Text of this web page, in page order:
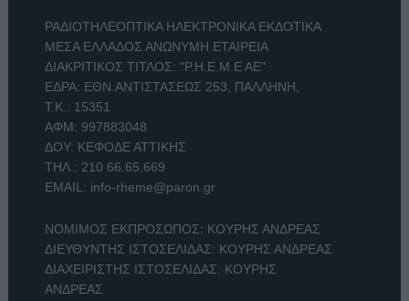
ΡΑΔΙΟΤΗΛΕΟΠΤΙΚΑ ΗΛΕΚΤΡΟΝΙΚΑ ΕΚΔΟΤΙΚΑ
ΜΕΣΑ ΕΛΛΑΔΟΣ ΑΝΩΝΥΜΗ ΕΤΑΙΡΕΙΑ
ΔΙΑΚΡΙΤΙΚΟΣ ΤΙΤΛΟΣ: "Ρ.Η.Ε.Μ.Ε ΑΕ"
ΕΔΡΑ: ΕΘΝ.ΑΝΤΙΣΤΑΣΕΩΣ 253, ΠΑΛΛΗΝΗ,
Τ.Κ.: 15351
ΑΦΜ: 997883048
ΔΟΥ: ΚΕΦΟΔΕ ΑΤΤΙΚΗΣ
ΤΗΛ.: 210 66.65.669
EMAIL: info-rheme@paron.gr
ΝΟΜΙΜΟΣ ΕΚΠΡΟΣΩΠΟΣ: ΚΟΥΡΗΣ ΑΝΔΡΕΑΣ
ΔΙΕΥΘΥΝΤΗΣ ΙΣΤΟΣΕΛΙΔΑΣ: ΚΟΥΡΗΣ ΑΝΔΡΕΑΣ
ΔΙΑΧΕΙΡΙΣΤΗΣ ΙΣΤΟΣΕΛΙΔΑΣ: ΚΟΥΡΗΣ
ΑΝΔΡΕΑΣ